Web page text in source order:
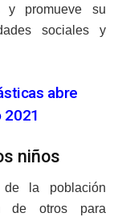
y promueve su
sociales y
abre
2021
niños
la población
de otros para